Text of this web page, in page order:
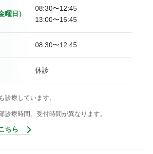
曜日）
08:30〜12:45
13:00〜16:45
08:30〜12:45
休診
診療しています。
診療時間、受付時間が異なります。
ちら